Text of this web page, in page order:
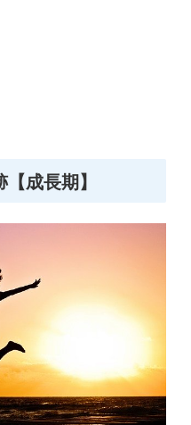
成長期】